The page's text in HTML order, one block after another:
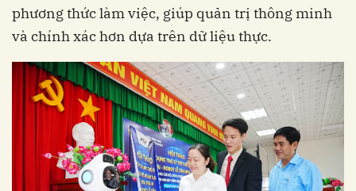
phương thức làm việc, giúp quản trị thông minh
và chính xác hơn dựa trên dữ liệu thực.